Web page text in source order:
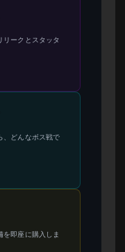
リークとスタッタ
、どんなボス戦で
を即座に購入しま